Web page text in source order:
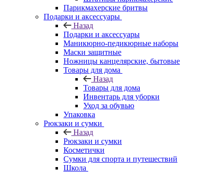
Парикмахерские бритвы
Подарки и аксессуары
Назад
Подарки и аксессуары
Маникюрно-педикюрные наборы
Маски защитные
Ножницы канцелярские, бытовые
Товары для дома
Назад
Товары для дома
Инвентарь для уборки
Уход за обувью
Упаковка
Рюкзаки и сумки
Назад
Рюкзаки и сумки
Косметички
Сумки для спорта и путешествий
Школа